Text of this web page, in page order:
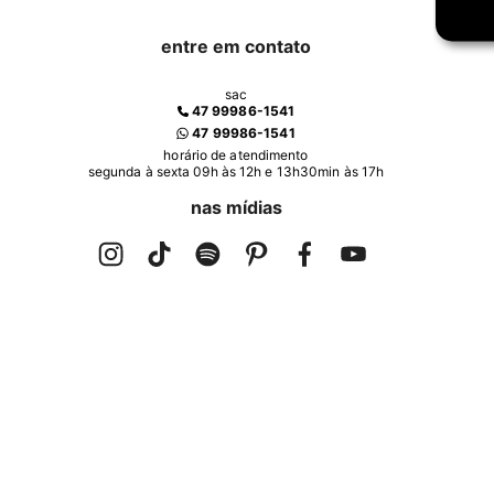
entre em contato
sac
47 99986-1541
47 99986-1541
horário de atendimento
segunda à sexta 09h às 12h e 13h30min às 17h
nas mídias